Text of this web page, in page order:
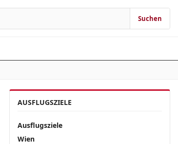
Suchen
AUSFLUGSZIELE
Ausflugsziele
Wien